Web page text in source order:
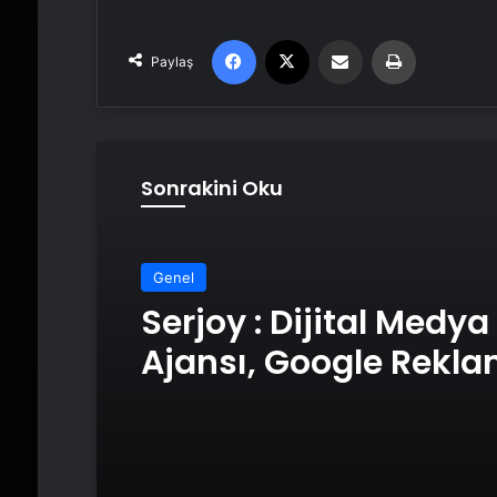
Paylaş
Facebook Email'den paylaş
Sonrakini Oku
Genel
Serjoy : Dijital Medya
Ajansı, Google